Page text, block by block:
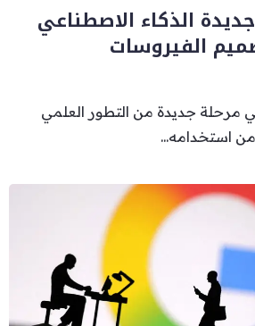
الذكاء الاصطناعي
الفيروسات
مرحلة جديدة من التطور العلمي
استخدامه...